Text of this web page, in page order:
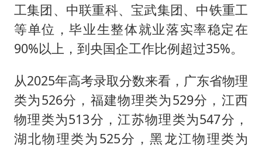
工集团、中联重科、宝武集团、中铁重工
等单位，毕业生整体就业落实率稳定在
90%以上，到央国企工作比例超过35%。
从2025年高考录取分数来看，广东省物理
类为526分，福建物理类为529分，江西
物理类为513分，江苏物理类为547分，
湖北物理类为525分，黑龙江物理类为